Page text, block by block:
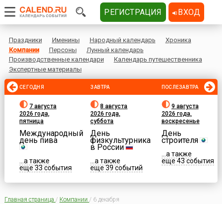
Праздники Именины Народный календарь
Хроника
Компании
Персоны
Лунный календарь
Производственные календари
Календарь путешественника
Экспертные материалы
СЕГОДНЯ
7 августа
2026 года,
пятница
Международный
день пива
...а также
еще 33 события
ЗАВТРА
8 августа
2026 года,
суббота
День
физкультурника
в России
...а также
еще 39 событий
ПОСЛЕЗАВТРА
9 августа
2026 года,
воскресенье
День
строителя
...а также
еще 43 события
Главная страница / Компании / 6 декабря
РЕГИСТРАЦИЯ ВХОД